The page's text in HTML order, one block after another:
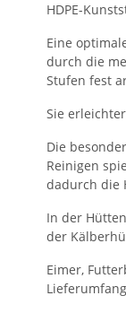
HDPE-
Eine
durch die
Stufen fest
Sie
Die
Reinigen
dadurch die
In der
der
Eimer,